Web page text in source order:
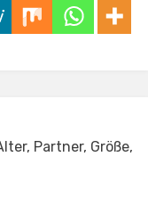
Partner, Größe,